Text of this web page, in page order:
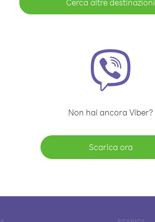
Cerca altre destinazioni
Non hai ancora Viber?
Scarica ora